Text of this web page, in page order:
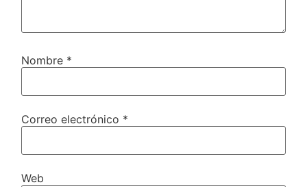
Nombre *
Correo electrónico *
Web